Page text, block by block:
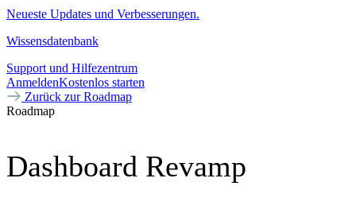
Neueste Updates und Verbesserungen.
Wissensdatenbank
Support und Hilfezentrum
AnmeldenKostenlos starten
Zurück zur Roadmap
Roadmap
Dashboard Revamp